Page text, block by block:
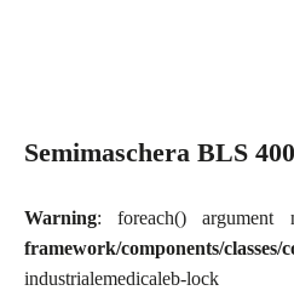
Semimaschera BLS
Warning: foreach()
framework/components/classes/
industrialemedicaleb-lock